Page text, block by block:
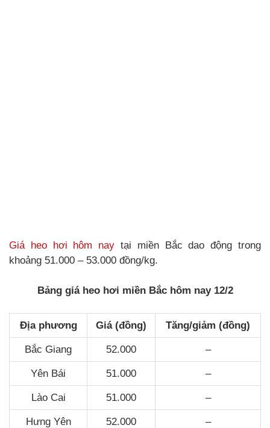
Giá heo hơi hôm nay tại miền Bắc dao động trong
khoảng 51.000 – 53.000 đồng/kg.
Bảng giá heo hơi miền Bắc hôm nay 12/2
Địa phương Giá (đồng) Tăng/giảm (đồng)
Bắc Giang 52.000 –
Yên Bái 51.000 –
Lào Cai 51.000 –
Hưng Yên 52.000 –